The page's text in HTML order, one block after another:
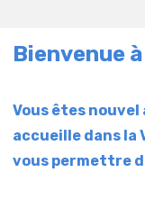
Bienvenue
Vous êtes nouvel
accueille dans la
vous permettre